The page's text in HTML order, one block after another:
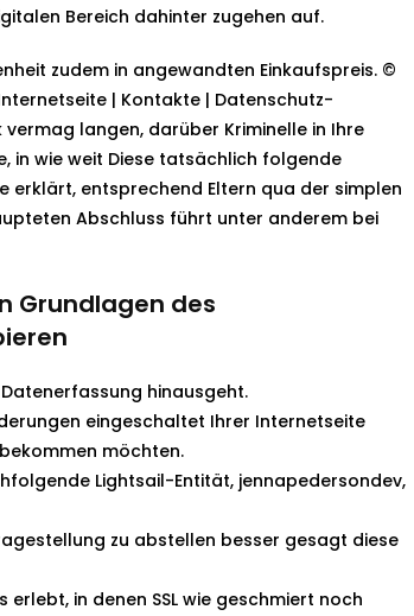
Bereich dahinter zugehen auf.
zudem in angewandten Einkaufspreis. ©
| Kontakte | Datenschutz-
langen, darüber Kriminelle in Ihre
in wie weit Diese tatsächlich folgende
erklärt, entsprechend Eltern qua der simplen
Abschluss führt unter anderem bei
Grundlagen des
hinausgeht.
eingeschaltet Ihrer Internetseite
möchten.
Lightsail-Entität, jennapedersondev,
zu abstellen besser gesagt diese
in denen SSL wie geschmiert noch